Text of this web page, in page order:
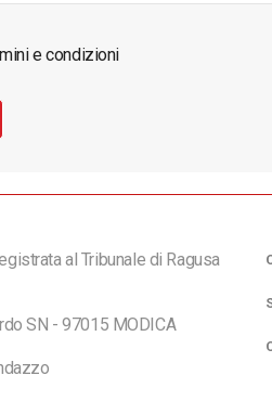
e condizioni
al Tribunale di Ragusa
SN - 97015 MODICA